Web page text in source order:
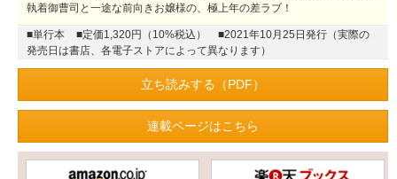
執着御曹司と一途な前向きお嬢様の、極上年の差ラブ！
■単行本 ■定価1,320円（10%税込）
■2021年10月25日発行（実際の
発売日は書店、各電子ストアによって異なります）
立ち読みする（PDF）
連載ページはこちら